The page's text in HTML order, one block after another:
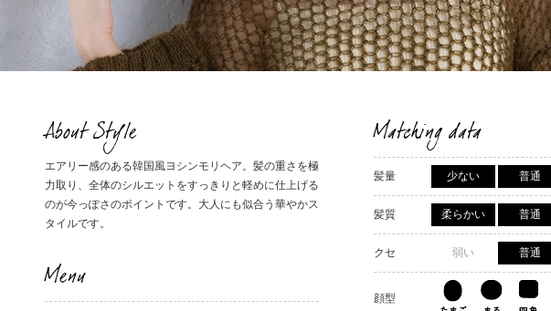
About Style
エアリー感のある韓国風ヨシンモリヘア。髪の重さを極
力取り、全体のシルエットをすっきりと軽めに仕上げる
のが今っぽさのポイントです。大人にも似合う華やかス
タイルです。
Menu
Matching data
髪量 少ない 普通
髪質 柔らかい 普通
クセ 弱い 普通
顔型